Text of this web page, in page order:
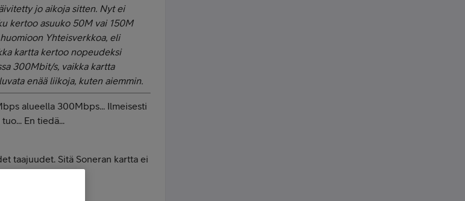
jo aikoja sitten. Nyt ei
kertoo asuuko 50M vai 150M
Yhteisverkkoa, eli
kartta kertoo nopeudeksi
300Mbit/s, vaikka kartta
enää liikoja, kuten aiemmin.
alueella 300Mbps... Ilmeisesti
En tiedä...
taajuudet. Sitä Soneran kartta ei